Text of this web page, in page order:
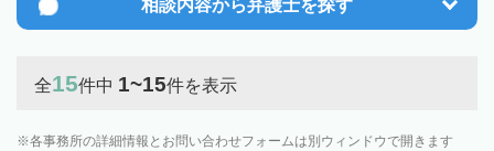
相談内容から弁護士を探す
全15件中 1~15件を表示
各事務所の詳細情報とお問い合わせフォームは別ウィンドウで開きます